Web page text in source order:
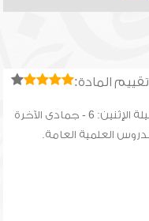
تقييم المادة:
معلومات : ألقيت هذه المحاضرة في ليلة الإثنين: 6 - جمادى الآخرة